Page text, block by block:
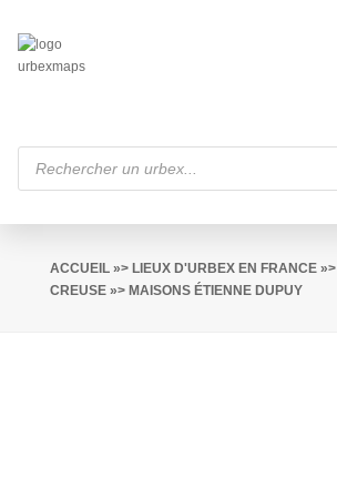
Recherche
produits
ACCUEIL»> LIEUX D'URBEX EN FRANCE»>
CREUSE»> MAISONS ÉTIENNE DUPUY